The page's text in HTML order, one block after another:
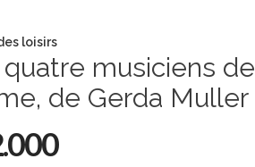
loisirs
musiciens de
de Gerda Muller